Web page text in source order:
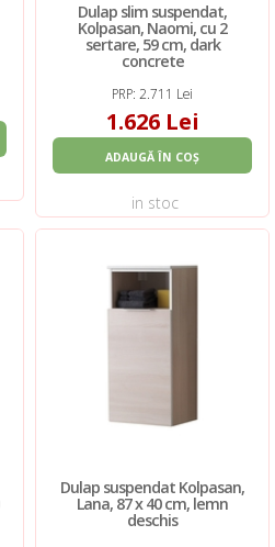
Dulap slim suspendat,
Kolpasan, Naomi, cu 2
sertare, 59 cm, dark
concrete
PRP: 2.711 Lei
1.626 Lei
ADAUGĂ ÎN COȘ
in stoc
Dulap suspendat Kolpasan,
Lana, 87 x 40 cm, lemn
deschis